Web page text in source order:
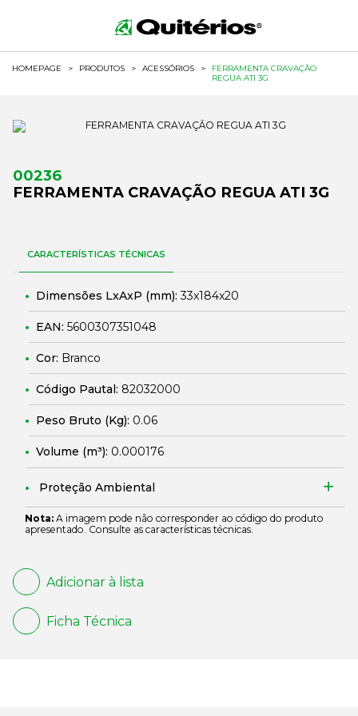
HOMEPAGE > PRODUTOS > ACESSÓRIOS >
FERRAMENTA CRAVAÇÃO
REGUA ATI 3G
00236
FERRAMENTA CRAVAÇÃO REGUA ATI 3G
CARACTERÍSTICAS TÉCNICAS
Dimensões LxAxP (mm):33x184x20
EAN: 5600307351048
Cor: Branco
Código Pautal: 82032000
Peso Bruto (Kg): 0.06
Volume (m³): 0.000176
Proteção Ambiental
Nota: A imagem pode não corresponder ao código do produto
apresentado. Consulte as características técnicas.
Adicionar à lista
Ficha Técnica